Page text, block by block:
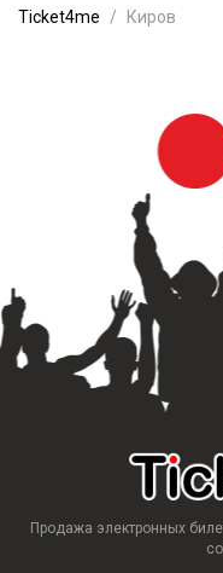
Ticket4me Киров
Продажа электронных